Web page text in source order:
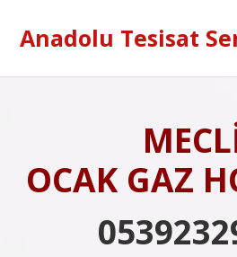
Anadolu Tesisat
OCAK GAZ